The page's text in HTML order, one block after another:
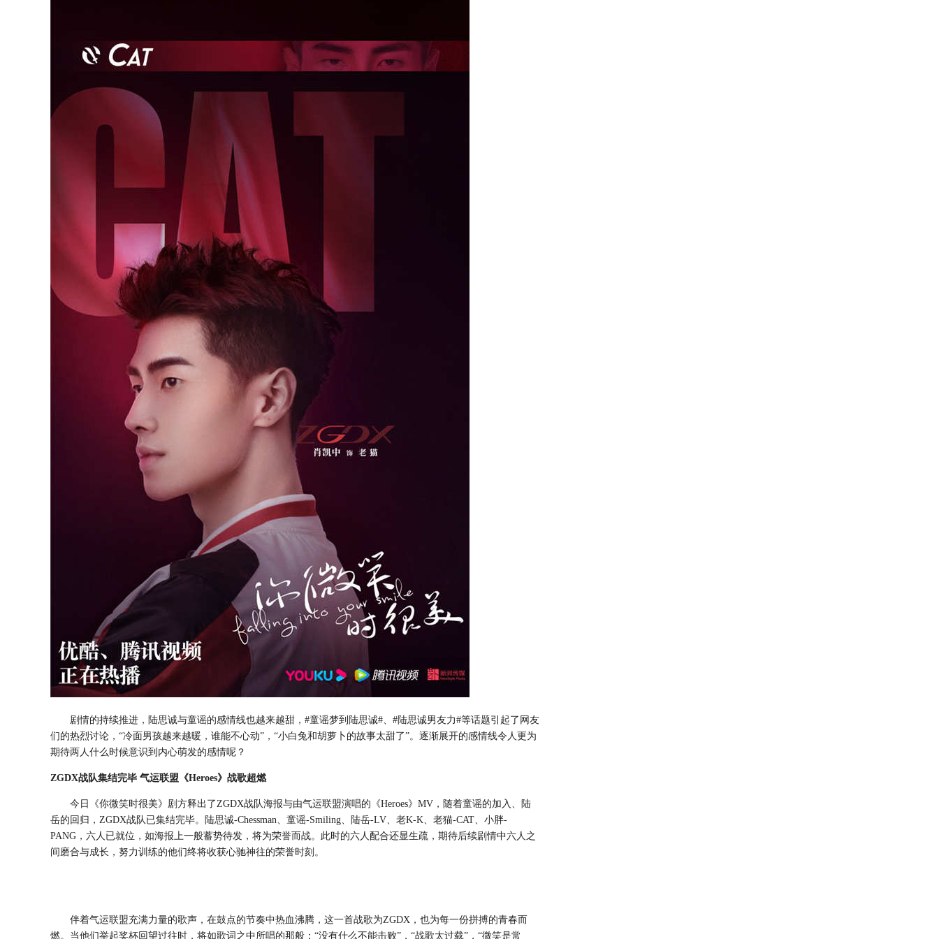
剧情的持续推进，陆思诚与童谣的感情线也越来越甜， #童谣梦到陆思诚#、#陆思诚男友力#等话题引起了网友
们的热烈讨论，“冷面男孩越来越暖，谁能不心动”，“小白兔和胡萝卜的故事太甜了”。逐渐展开的感情线令人更为
期待两人什么时候意识到内心萌发的感情呢？
ZGDX战队集结完毕 气运联盟《Heroes》战歌超燃
今日《你微笑时很美》剧方释出了ZGDX战队海报与由气运联盟演唱的《Heroes》 MV ，随着童谣的加入、陆
岳的回归， ZGDX战队已集结完毕。陆思诚-Chessman、童谣-Smiling、陆岳-LV、老K-K、老猫-CAT、小胖-
PANG ，六人已就位，如海报上一般蓄势待发，将为荣誉而战。此时的六人配合还显生疏，期待后续剧情中六人之
间磨合与成长，努力训练的他们终将收获心驰神往的荣誉时刻。
伴着气运联盟充满力量的歌声，在鼓点的节奏中热血沸腾，这一首战歌为ZGDX ，也为每一份拼搏的青春而
燃。当他们举起奖杯回望过往时，将如歌词之中所唱的那般： “没有什么不能击败”，“战歌太过载”，“微笑是常